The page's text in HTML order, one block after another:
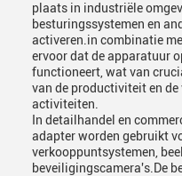
plaats in industriële
besturingssystemen en
activeren.in combinatie
ervoor dat de apparatuur
functioneert, wat van
van de productiviteit en
activiteiten.
In detailhandel en
adapter worden gebruikt
verkooppuntsystemen,
beveiligingscamera's.De